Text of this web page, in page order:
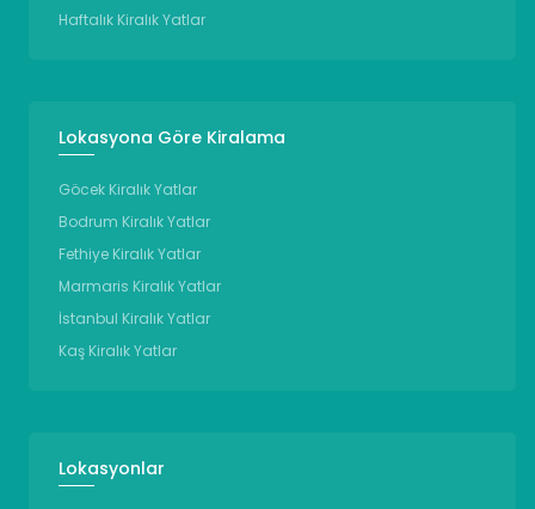
Haftalık Kiralık Yatlar
Lokasyona Göre Kiralama
Göcek Kiralık Yatlar
Bodrum Kiralık Yatlar
Fethiye Kiralık Yatlar
Marmaris Kiralık Yatlar
İstanbul Kiralık Yatlar
Kaş Kiralık Yatlar
Lokasyonlar